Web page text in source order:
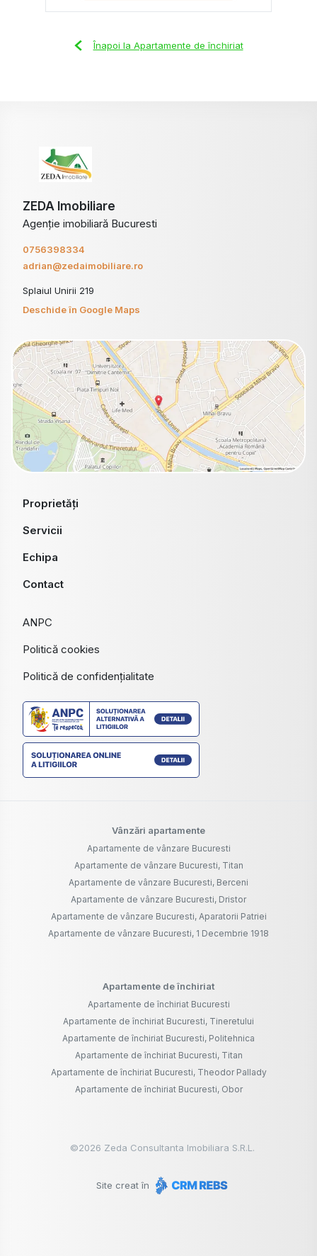
Înapoi la Apartamente de închiriat
ZEDA Imobiliare
Agenție imobiliară Bucuresti
0756398334
adrian@zedaimobiliare.ro
Splaiul Unirii 219
Deschide în Google Maps
Proprietăți
Servicii
Echipa
Contact
ANPC
Politică cookies
Politică de confidențialitate
Vânzări apartamente
Apartamente de vânzare Bucuresti
Apartamente de vânzare Bucuresti, Titan
Apartamente de vânzare Bucuresti, Berceni
Apartamente de vânzare Bucuresti, Dristor
Apartamente de vânzare Bucuresti, Aparatorii Patriei
Apartamente de vânzare Bucuresti, 1 Decembrie 1918
Apartamente de închiriat
Apartamente de închiriat Bucuresti
Apartamente de închiriat Bucuresti, Tineretului
Apartamente de închiriat Bucuresti, Politehnica
Apartamente de închiriat Bucuresti, Titan
Apartamente de închiriat Bucuresti, Theodor Pallady
Apartamente de închiriat Bucuresti, Obor
©2026 Zeda Consultanta Imobiliara S.R.L.
Site creat în